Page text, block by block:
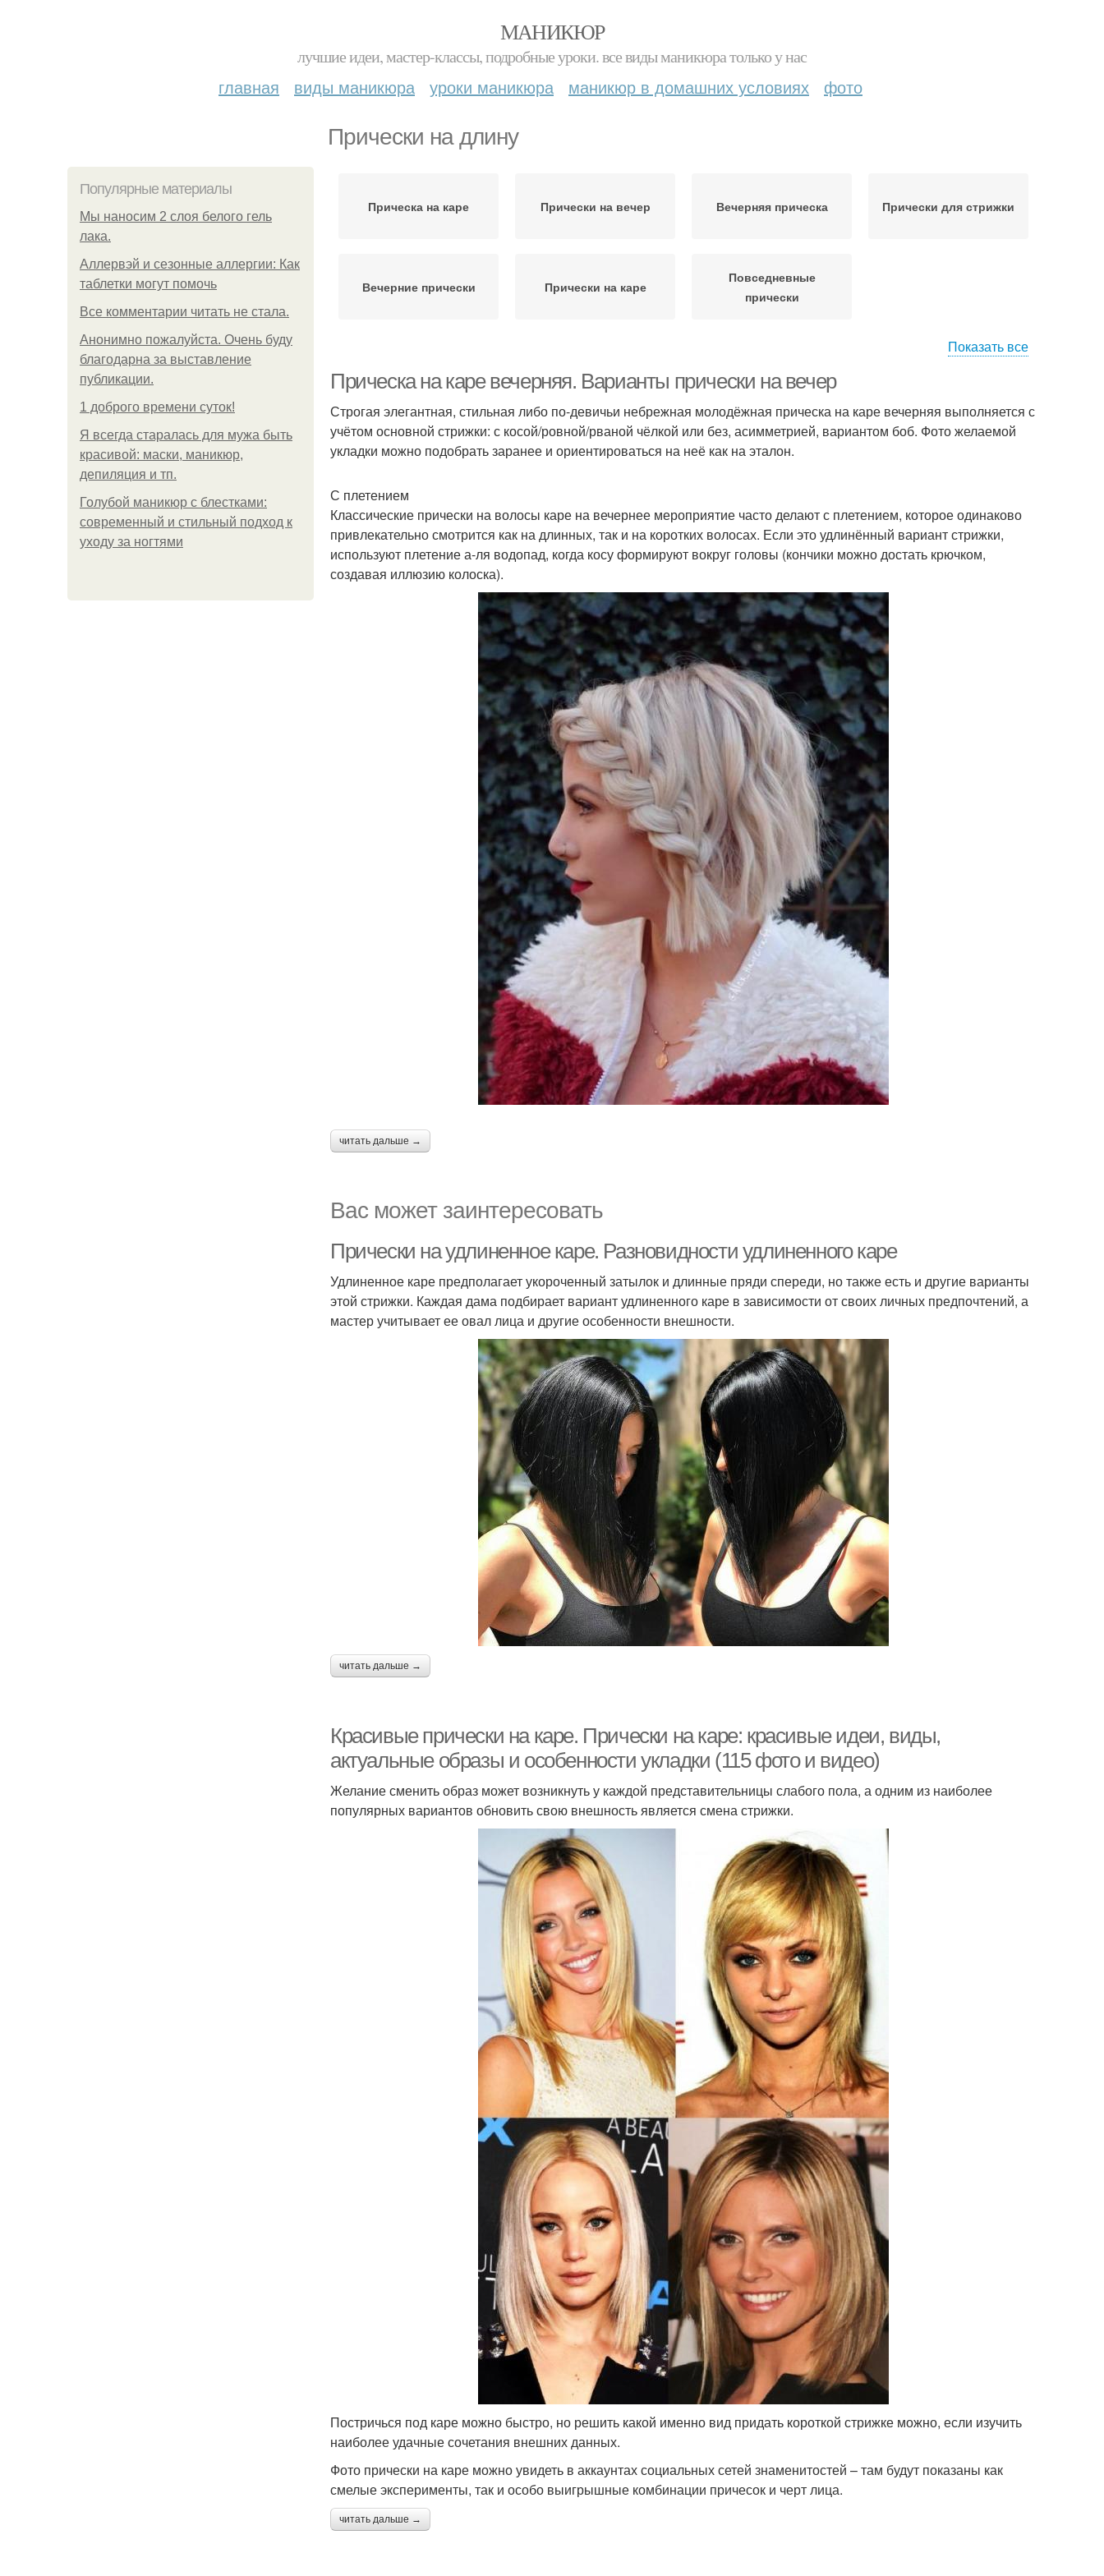
МАНИКЮР
лучшие идеи, мастер-классы, подробные уроки. все виды маникюра только у нас
главная виды маникюра уроки маникюра маникюр в домашних условиях фото
Прически на длину
Популярные материалы
Мы наносим 2 слоя белого гель
лака.
Аллервэй и сезонные аллергии: Как
таблетки могут помочь
Все комментарии читать не стала.
Анонимно пожалуйста. Очень буду
благодарна за выставление
публикации.
1 доброго времени суток!
Я всегда старалась для мужа быть
красивой: маски, маникюр,
депиляция и тп.
Голубой маникюр с блестками:
современный и стильный подход к
уходу за ногтями
Прическа на каре Прически на вечер Вечерняя прическа Прически для стрижки
Вечерние прически Прически на каре
Повседневные
прически
Показать все
Прическа на каре вечерняя. Варианты прически на вечер
Строгая элегантная, стильная либо по-девичьи небрежная молодёжная прическа на каре вечерняя выполняется с
учётом основной стрижки: с косой/ровной/рваной чёлкой или без, асимметрией, вариантом боб. Фото желаемой
укладки можно подобрать заранее и ориентироваться на неё как на эталон.
С плетением
Классические прически на волосы каре на вечернее мероприятие часто делают с плетением, которое одинаково
привлекательно смотрится как на длинных, так и на коротких волосах. Если это удлинённый вариант стрижки,
используют плетение а-ля водопад, когда косу формируют вокруг головы (кончики можно достать крючком,
создавая иллюзию колоска).
читать дальше →
Вас может заинтересовать
Прически на удлиненное каре. Разновидности удлиненного каре
Удлиненное каре предполагает укороченный затылок и длинные пряди спереди, но также есть и другие варианты
этой стрижки. Каждая дама подбирает вариант удлиненного каре в зависимости от своих личных предпочтений, а
мастер учитывает ее овал лица и другие особенности внешности.
читать дальше →
Красивые прически на каре. Прически на каре: красивые идеи, виды,
актуальные образы и особенности укладки (115 фото и видео)
Желание сменить образ может возникнуть у каждой представительницы слабого пола, а одним из наиболее
популярных вариантов обновить свою внешность является смена стрижки.
Постричься под каре можно быстро, но решить какой именно вид придать короткой стрижке можно, если изучить
наиболее удачные сочетания внешних данных.
Фото прически на каре можно увидеть в аккаунтах социальных сетей знаменитостей – там будут показаны как
смелые эксперименты, так и особо выигрышные комбинации причесок и черт лица.
читать дальше →